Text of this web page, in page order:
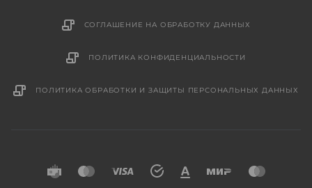
СОГЛАШЕНИЕ НА ОБРАБОТКУ ДАННЫХ
ПОЛИТИКА КОНФИДЕНЦИАЛЬНОСТИ
ПОЛИТИКА ОБРАБОТКИ И ЗАЩИТЫ ПЕРСОНАЛЬНЫХ ДАННЫХ